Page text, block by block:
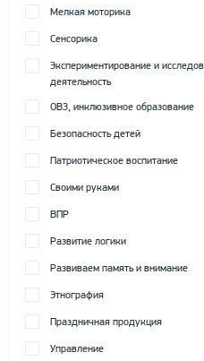
Мелкая моторика
Сенсорика
Экспериментирование и
деятельность
ОВЗ, инклюзивное образование
Безопасность детей
Патриотическое воспитание
Своими руками
ВПР
Развитие логики
Развиваем память и внимание
Этнография
Праздничная продукция
Управление